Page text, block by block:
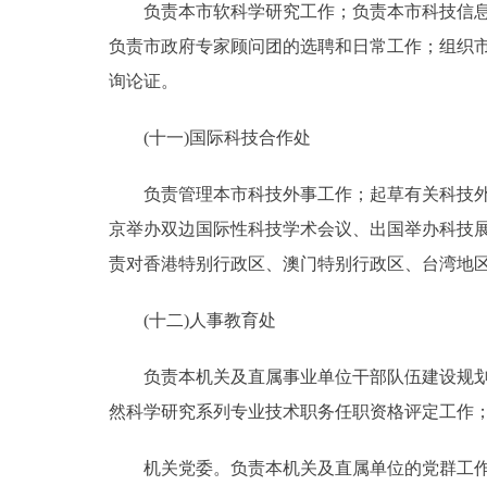
负责本市软科学研究工作；负责本市科技信息
负责市政府专家顾问团的选聘和日常工作；组织
询论证。
(十一)国际科技合作处
负责管理本市科技外事工作；起草有关科技外
京举办双边国际性科技学术会议、出国举办科技
责对香港特别行政区、澳门特别行政区、台湾地
(十二)人事教育处
负责本机关及直属事业单位干部队伍建设规
然科学研究系列专业技术职务任职资格评定工作
机关党委。负责本机关及直属单位的党群工